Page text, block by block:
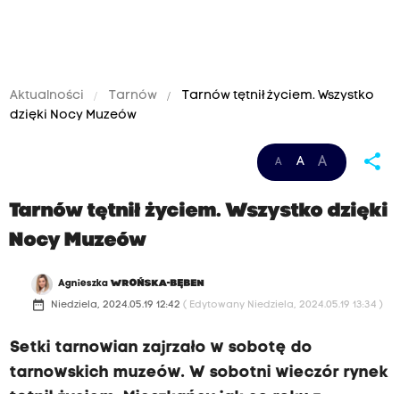
Aktualności Tarnów
Tarnów tętnił życiem. Wszystko
dzięki Nocy Muzeów
A A A share
Tarnów tętnił życiem. Wszystko dzięki
Nocy Muzeów
AgnieszkaWROŃSKA-BĘBEN
date_range Niedziela, 2024.05.19 12:42 ( Edytowany Niedziela, 2024.05.19 13:34 )
Setki tarnowian zajrzało w sobotę do
tarnowskich muzeów. W sobotni wieczór rynek